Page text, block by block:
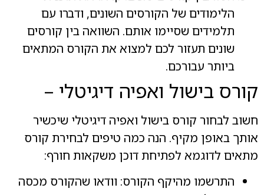
הלימודים של הקורסים השונים, ודברו עם
תלמידים שסיימו אותם. השוואה בין קורסים
שונים תעזור לכם למצוא את הקורס המתאים
ביותר עבורכם.
קורס בישול ואפיה דיגיטלי –
חשוב לבחור קורס בישול ואפיה דיגיטלי שיכשיר
אותך באופן מקיף. הנה כמה טיפים לבחירת קורס
מתאים לדוגמא לפתיחת דוכן משקאות חורף:
התרשמו מהיקף הקורס: וודאו שהקורס מכסה